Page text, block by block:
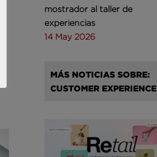
mostrador al taller de
experiencias
14 May 2026
MÁS NOTICIAS SOBRE:
CUSTOMER EXPERIENCE